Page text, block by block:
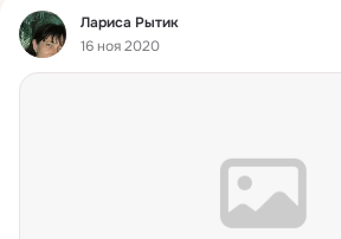
Фид
Лариса Рытик
16 ноя 2020